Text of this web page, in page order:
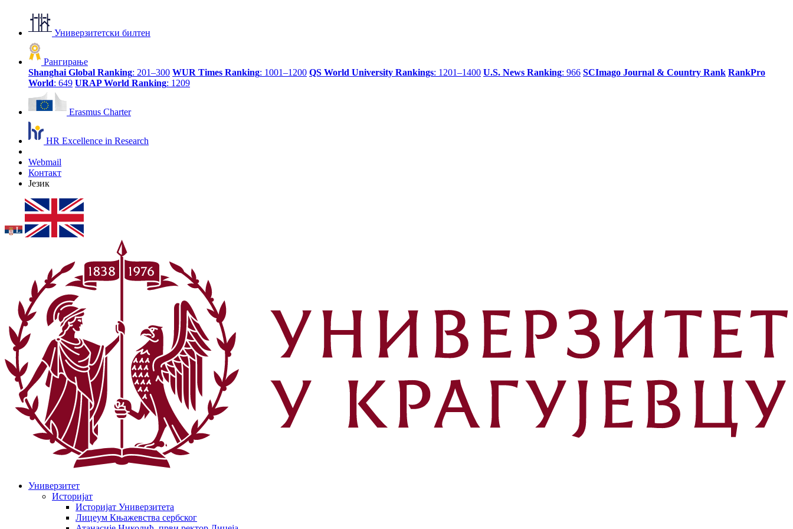
Универзитетски билтен
Рангирање
Shanghai Global Ranking: 201–300 WUR Times Ranking: 1001–1200 QS World University Rankings: 1201–1400 U.S. News Ranking: 966 SCImago Journal & Country Rank RankPro
World: 649 URAP World Ranking: 1209
Erasmus Charter
HR Excellence in Research
Webmail
Контакт
Језик
Универзитет
Историјат
Историјат Универзитета
Лицеум Књажевства сербског